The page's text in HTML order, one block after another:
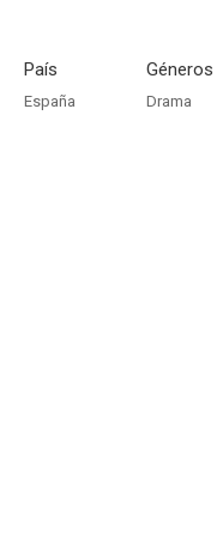
País
España
Géneros
Drama